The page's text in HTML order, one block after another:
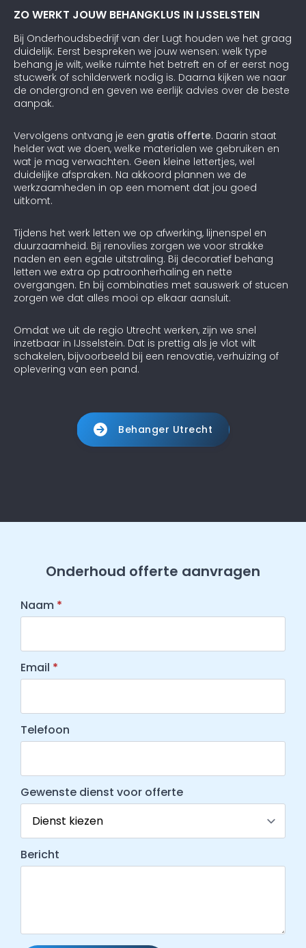
ZO WERKT JOUW BEHANGKLUS IN IJSSELSTEIN
Bij Onderhoudsbedrijf van der Lugt houden we het graag
duidelijk. Eerst bespreken we jouw wensen: welk type
behang je wilt, welke ruimte het betreft en of er eerst nog
stucwerk of schilderwerk nodig is. Daarna kijken we naar
de ondergrond en geven we eerlijk advies over de beste
aanpak.
Vervolgens ontvang je een gratis offerte. Daarin staat
helder wat we doen, welke materialen we gebruiken en
wat je mag verwachten. Geen kleine lettertjes, wel
duidelijke afspraken. Na akkoord plannen we de
werkzaamheden in op een moment dat jou goed
uitkomt.
Tijdens het werk letten we op afwerking, lijnenspel en
duurzaamheid. Bij renovlies zorgen we voor strakke
naden en een egale uitstraling. Bij decoratief behang
letten we extra op patroonherhaling en nette
overgangen. En bij combinaties met sauswerk of stucen
zorgen we dat alles mooi op elkaar aansluit.
Omdat we uit de regio Utrecht werken, zijn we snel
inzetbaar in IJsselstein. Dat is prettig als je vlot wilt
schakelen, bijvoorbeeld bij een renovatie, verhuizing of
oplevering van een pand.
Behanger Utrecht
Onderhoud offerte aanvragen
Naam *
Email *
Telefoon
Gewenste dienst voor offerte
Bericht